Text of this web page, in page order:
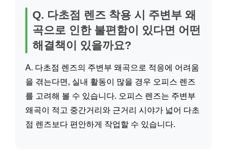
Q. 다초점 렌즈 착용 시 주변부 왜
곡으로 인한 불편함이 있다면 어떤
해결책이 있을까요?
A. 다초점 렌즈의 주변부 왜곡으로 적응에 어려움
을 겪는다면, 실내 활동이 많을 경우 오피스 렌즈
를 고려해 볼 수 있습니다. 오피스 렌즈는 주변부
왜곡이 적고 중간거리와 근거리 시야가 넓어 다초
점 렌즈보다 편안하게 작업할 수 있습니다.